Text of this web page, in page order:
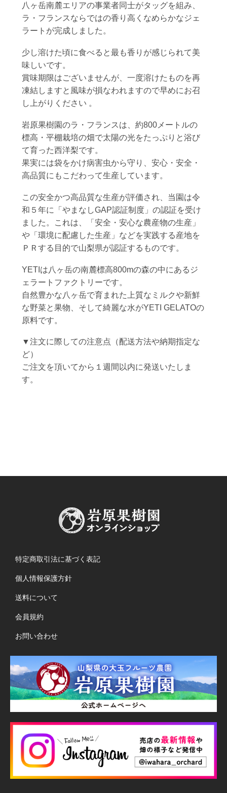
八ヶ岳南麓エリアの事業者同士がタッグを組み、
ラ・フランスならではの香り高くなめらかなジェ
ラートが完成しました。
少し溶けた頃に食べると最も香りが感じられて美
味しいです。
賞味期限はございませんが、一度溶けたものを再
凍結しますと風味が損なわれますので早めにお召
し上がりください 。
岩原果樹園のラ・フランスは、約800メートルの
標高・平棚栽培の畑で太陽の光をたっぷりと浴び
て育った西洋梨です。
果実には袋をかけ病害虫から守り、安心・安全・
高品質にもこだわって生産しています。
この安全かつ高品質な生産が評価され、当園は令
和５年に「やまなしGAP認証制度」の認証を受け
ました。これは、「安全・安心な農産物の生産」
や「環境に配慮した生産」などを実践する産地を
ＰＲする目的で山梨県が認証するものです。
YETIは八ヶ岳の南麓標高800mの森の中にあるジ
ェラートファクトリーです。
自然豊かな八ヶ岳で育まれた上質なミルクや新鮮
な野菜と果物、そして綺麗な水がYETI GELATOの
原料です。
▼注文に際しての注意点（配送方法や納期指定な
ど）
ご注文を頂いてから１週間以内に発送いたしま
す。
特定商取引法に基づく表記
個人情報保護方針
送料について
会員規約
お問い合わせ